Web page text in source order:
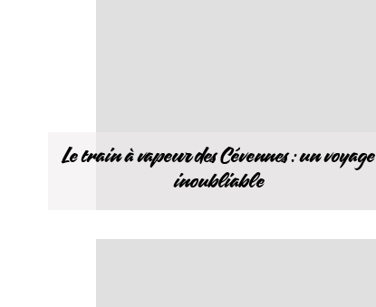
Le train à vapeur des Cévennes : un voyage
inoubliable